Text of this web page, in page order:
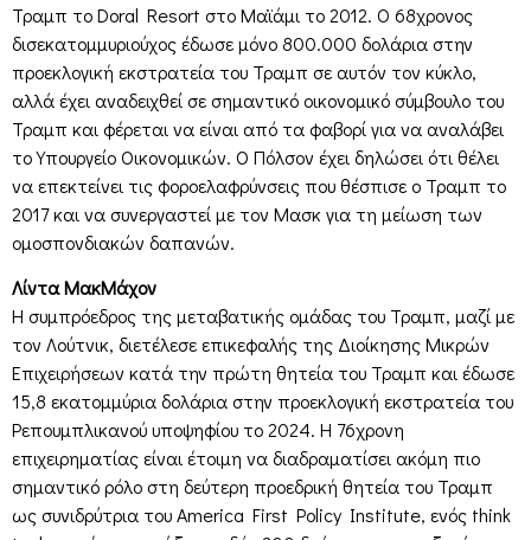
Τραμπ το Doral Resort στο Μαϊάμι το 2012. Ο 68χρονος
δισεκατομμυριούχος έδωσε μόνο 800.000 δολάρια στην
προεκλογική εκστρατεία του Τραμπ σε αυτόν τον κύκλο,
αλλά έχει αναδειχθεί σε σημαντικό οικονομικό σύμβουλο του
Τραμπ και φέρεται να είναι από τα φαβορί για να αναλάβει
το Υπουργείο Οικονομικών. Ο Πόλσον έχει δηλώσει ότι θέλει
να επεκτείνει τις φοροελαφρύνσεις που θέσπισε ο Τραμπ το
2017 και να συνεργαστεί με τον Μασκ για τη μείωση των
ομοσπονδιακών δαπανών.
Λίντα ΜακΜάχον
Η συμπρόεδρος της μεταβατικής ομάδας του Τραμπ, μαζί με
τον Λούτνικ, διετέλεσε επικεφαλής της Διοίκησης Μικρών
Επιχειρήσεων κατά την πρώτη θητεία του Τραμπ και έδωσε
15,8 εκατομμύρια δολάρια στην προεκλογική εκστρατεία του
Ρεπουμπλικανού υποψηφίου το 2024. Η 76χρονη
επιχειρηματίας είναι έτοιμη να διαδραματίσει ακόμη πιο
σημαντικό ρόλο στη δεύτερη προεδρική θητεία του Τραμπ
ως συνιδρύτρια του America First Policy Institute, ενός think